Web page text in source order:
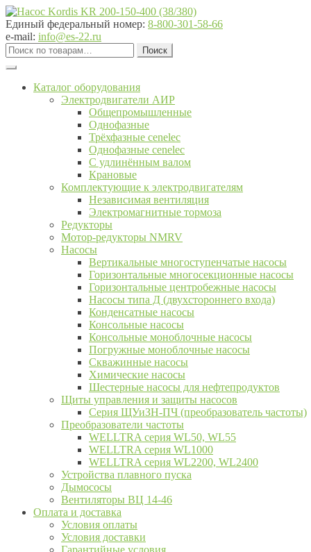
Перейти
к
навигации
Перейти
к
содержимому
Единый федеральный номер: 8-800-301-58-66
e-mail: info@es-22.ru
Искать:
Поиск
Каталог оборудования
Электродвигатели АИР
Общепромышленные
Однофазные
Трёхфазные cenelec
Однофазные cenelec
С удлинённым валом
Крановые
Комплектующие к электродвигателям
Независимая вентиляция
Электромагнитные тормоза
Редукторы
Мотор-редукторы NMRV
Насосы
Вертикальные многоступенчатые насосы
Горизонтальные многосекционные насосы
Горизонтальные центробежные насосы
Насосы типа Д (двухстороннего входа)
Конденсатные насосы
Консольные насосы
Консольные моноблочные насосы
Погружные моноблочные насосы
Скважинные насосы
Химические насосы
Шестерные насосы для нефтепродуктов
Щиты управления и защиты насосов
Серия ЩУиЗН-ПЧ (преобразователь частоты)
Преобразователи частоты
WELLTRA cерия WL50, WL55
WELLTRA cерия WL1000
WELLTRA серия WL2200, WL2400
Устройства плавного пуска
Дымососы
Вентиляторы ВЦ 14-46
Оплата и доставка
Условия оплаты
Условия доставки
Гарантийные условия